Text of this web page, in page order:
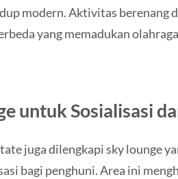
modern. Aktivitas berenang
yang memadukan
untuk Sosialisasi
juga dilengkapi sky lounge
bagi penghuni. Area ini